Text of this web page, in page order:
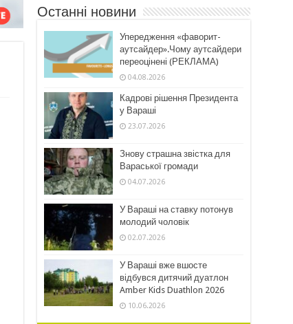
Останні новини
Упередження «фаворит-
аутсайдер».Чому аутсайдери
переоцінені (РЕКЛАМА)
04.08.2026
Кадрові рішення Президента
у Вараші
23.07.2026
Знову страшна звістка для
Вараської громади
04.07.2026
У Вараші на ставку потонув
молодий чоловік
02.07.2026
У Вараші вже вшосте
відбувся дитячий дуатлон
Amber Kids Duathlon 2026
10.06.2026